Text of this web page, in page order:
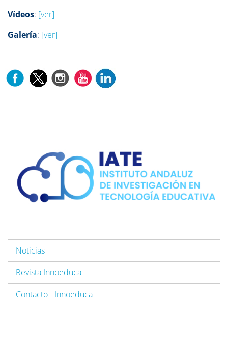
Vídeos: [ver]
Galería: [ver]
Noticias
Revista Innoeduca
Contacto - Innoeduca